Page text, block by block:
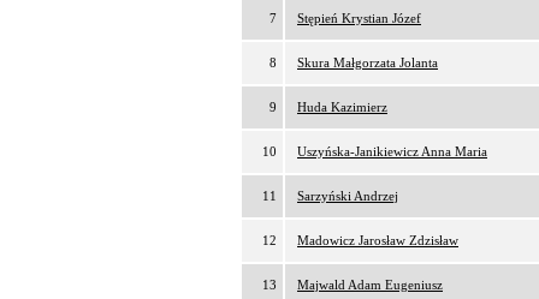
7 Stępień Krystian Józef
8 Skura Małgorzata Jolanta
9 Huda Kazimierz
10 Uszyńska-Janikiewicz Anna Maria
11 Sarzyński Andrzej
12 Madowicz Jarosław Zdzisław
13 Majwald Adam Eugeniusz